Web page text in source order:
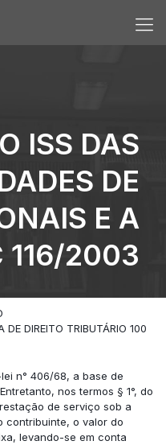
O ISS DAS
DE
E A
116/2003
DIREITO TRIBUTÁRIO 100
n° 406/68, a base de
nos termos § 1°, do
de serviço sob a
contribuinte, o valor do
levando-se em conta